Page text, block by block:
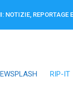
NOTIZIE, REPORTAGE
RIP-IT